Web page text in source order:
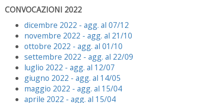
CONVOCAZIONI 2022
dicembre 2022 - agg. al 07/12
novembre 2022 - agg. al 21/10
ottobre 2022 - agg. al 01/10
settembre 2022 - agg. al 22/09
luglio 2022 - agg. al 12/07
giugno 2022 - agg. al 14/05
maggio 2022 - agg. al 15/04
aprile 2022 - agg. al 15/04